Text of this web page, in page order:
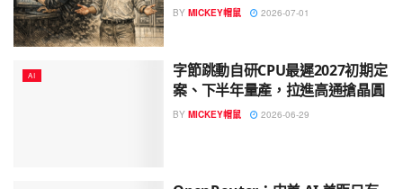
BY MICKEY帽鼠 2026-07-01
AI
字節跳動自研CPU最遲2027初期定
案、下半年量產，拉進高通搶晶圓
BY MICKEY帽鼠 2026-06-29